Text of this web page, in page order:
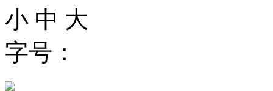
小 中 大
字号：